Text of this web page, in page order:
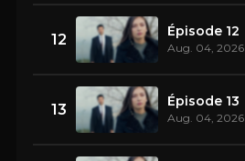
12 Épisode 12
Aug. 04, 2026
13 Épisode 13
Aug. 04, 2026